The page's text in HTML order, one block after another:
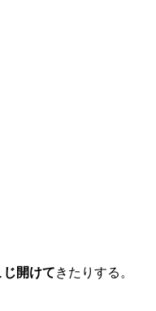
開けてきたりする。